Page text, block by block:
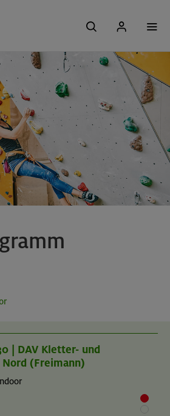
| DAV Kletter- und
(Freimann)